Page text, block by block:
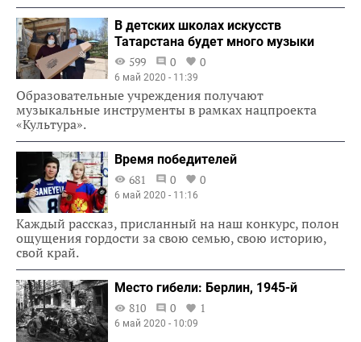
В детских школах искусств
Татарстана будет много музыки
599
0 0
6 май 2020 - 11:39
Образовательные учреждения получают
музыкальные инструменты в рамках нацпроекта
«Культура».
Время победителей
681
0 0
6 май 2020 - 11:16
Каждый рассказ, присланный на наш конкурс, полон
ощущения гордости за свою семью, свою историю,
свой край.
Место гибели: Берлин, 1945-й
810
0 1
6 май 2020 - 10:09